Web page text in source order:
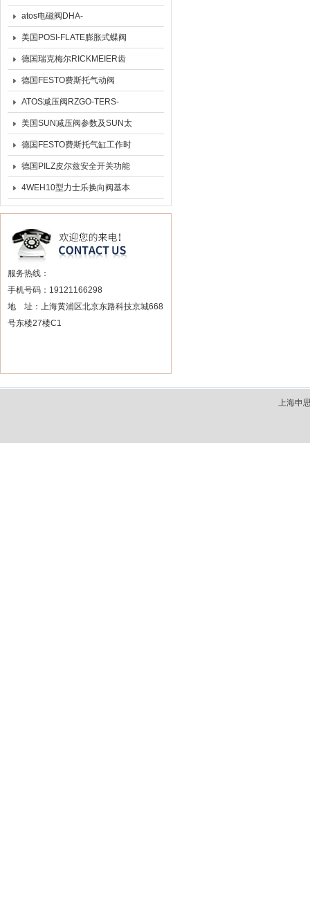
几个结构
atos电磁阀DHA-
0631/2/7M21选型及功能原理
美国POSI-FLATE膨胀式蝶阀
美国*
德国瑞克梅尔RICKMEIER齿
轮泵技术参数
德国FESTO费斯托气动阀
ATOS减压阀RZGO-TERS-
PS-033新款介绍
美国SUN减压阀参数及SUN太
阳顺序阀示意图
德国FESTO费斯托气缸工作时
要靠压缩空气中的油雾对活塞
进行润滑
德国PILZ皮尔兹安全开关功能
4WEH10型力士乐换向阀基本
功能及特性
服务热线：
手机号码：19121166298
地 址：上海黄浦区北京东路科技京城668
号东楼27楼C1
上海申